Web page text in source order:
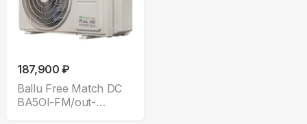
187,900 ₽
Ballu Free Match DC
BA5OI-FM/out-